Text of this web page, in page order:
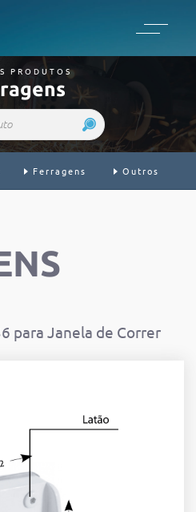
PRODUTOS
Ferragens Outros
para Janela de Correr